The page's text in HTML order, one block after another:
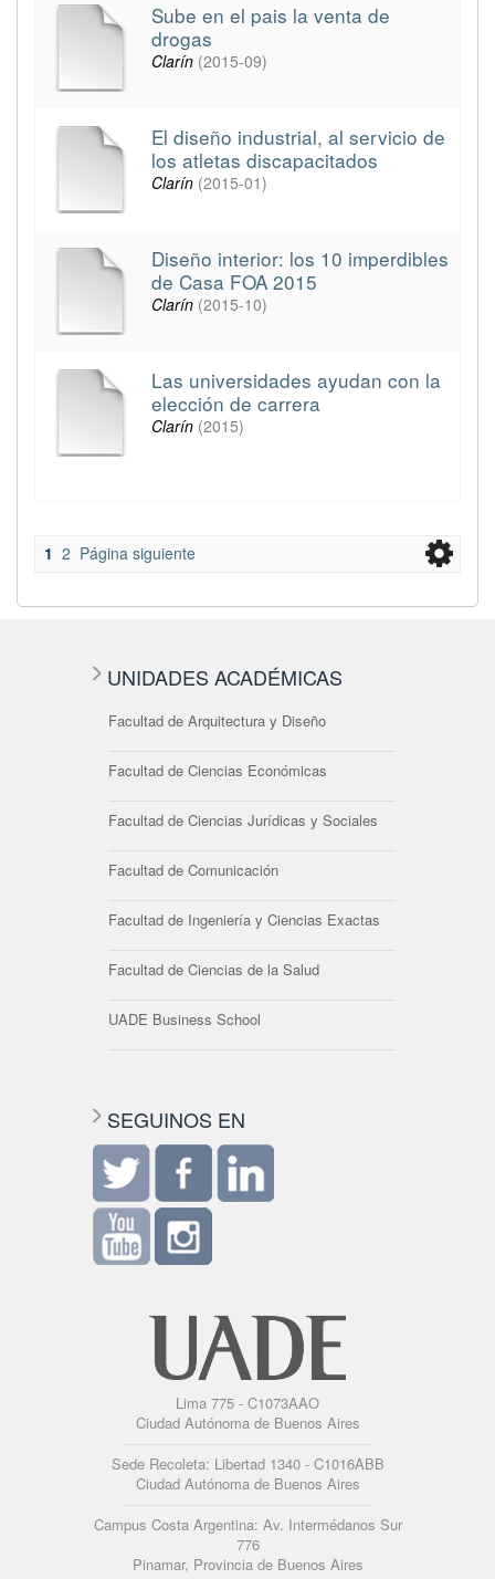
Sube en el pais la venta de
drogas
Clarín (2015-09)
El diseño industrial, al servicio de
los atletas discapacitados
Clarín (2015-01)
Diseño interior: los 10 imperdibles
de Casa FOA 2015
Clarín (2015-10)
Las universidades ayudan con la
elección de carrera
Clarín (2015)
1 2 Página siguiente
UNIDADES ACADÉMICAS
Facultad de Arquitectura y Diseño
Facultad de Ciencias Económicas
Facultad de Ciencias Jurídicas y Sociales
Facultad de Comunicación
Facultad de Ingeniería y Ciencias Exactas
Facultad de Ciencias de la Salud
UADE Business School
SEGUINOS EN
Lima 775 - C1073AAO
Ciudad Autónoma de Buenos Aires
Sede Recoleta: Libertad 1340 - C1016ABB
Ciudad Autónoma de Buenos Aires
Campus Costa Argentina: Av. Intermédanos Sur
776
Pinamar, Provincia de Buenos Aires